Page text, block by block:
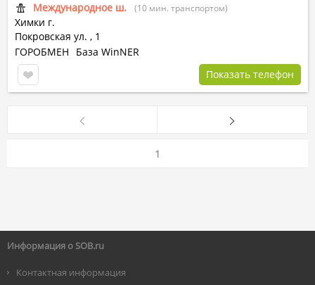
Международное ш. (10 мин. транспортом)
Химки г.
Покровская ул. , 1
ГОРОБМЕН
База WinNER
Показать телефон
1
Информация о SOB.ru
Контактная информация